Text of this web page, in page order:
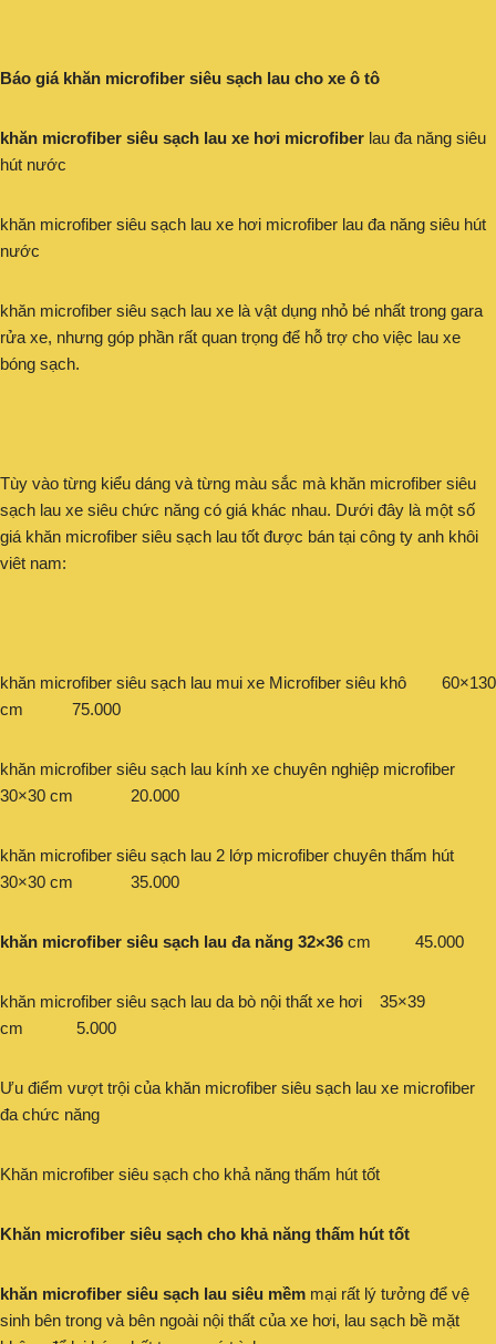
Báo giá khăn microfiber siêu sạch lau cho xe ô tô
khăn microfiber siêu sạch lau xe hơi microfiber lau đa năng siêu
hút nước
khăn microfiber siêu sạch lau xe hơi microfiber lau đa năng siêu hút
nước
khăn microfiber siêu sạch lau xe là vật dụng nhỏ bé nhất trong gara
rửa xe, nhưng góp phần rất quan trọng để hỗ trợ cho việc lau xe
bóng sạch.
Tùy vào từng kiểu dáng và từng màu sắc mà khăn microfiber siêu
sạch lau xe siêu chức năng có giá khác nhau. Dưới đây là một số
giá khăn microfiber siêu sạch lau tốt được bán tại công ty anh khôi
viêt nam:
khăn microfiber siêu sạch lau mui xe Microfiber siêu khô 60×130
cm 75.000
khăn microfiber siêu sạch lau kính xe chuyên nghiệp microfiber
30×30 cm 20.000
khăn microfiber siêu sạch lau 2 lớp microfiber chuyên thấm hút
30×30 cm 35.000
khăn microfiber siêu sạch lau đa năng 32×36 cm 45.000
khăn microfiber siêu sạch lau da bò nội thất xe hơi 35×39
cm 5.000
Ưu điểm vượt trội của khăn microfiber siêu sạch lau xe microfiber
đa chức năng
Khăn microfiber siêu sạch cho khả năng thấm hút tốt
Khăn microfiber siêu sạch cho khả năng thấm hút tốt
khăn microfiber siêu sạch lau siêu mềm mại rất lý tưởng để vệ
sinh bên trong và bên ngoài nội thất của xe hơi, lau sạch bề mặt